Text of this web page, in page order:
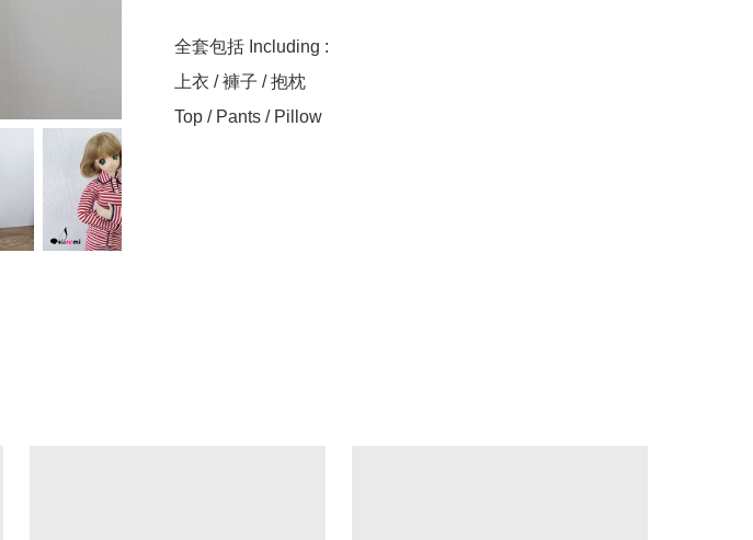
全套包括 Including :
上衣 / 褲子 / 抱枕
Top / Pants / Pillow